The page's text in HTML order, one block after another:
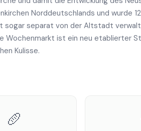
Norddeutschlands und wurde
sogar separat von der Altstadt
Wochenmarkt ist ein neu etablierter
Kulisse.
🥖